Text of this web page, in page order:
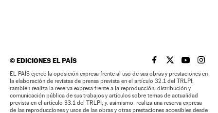
©EDICIONES EL PAÍS EL PAÍS BRASIL EN
EL PAÍSEL PAÍS
EL
EL PAÍS ejerce la oposición expresa frente al uso de sus obras y prestaciones en
la elaboración de revistas de prensa prevista en el artículo 32.1 del TRLPI;
también realiza la reserva expresa frente a la reproducción, distribución y
comunicación pública de sus trabajos y artículos sobre temas de actualidad
prevista en el artículo 33.1 del TRLPI; y, asimismo, realiza una reserva expresa
de las reproducciones y usos de las obras y otras prestaciones accesibles desde